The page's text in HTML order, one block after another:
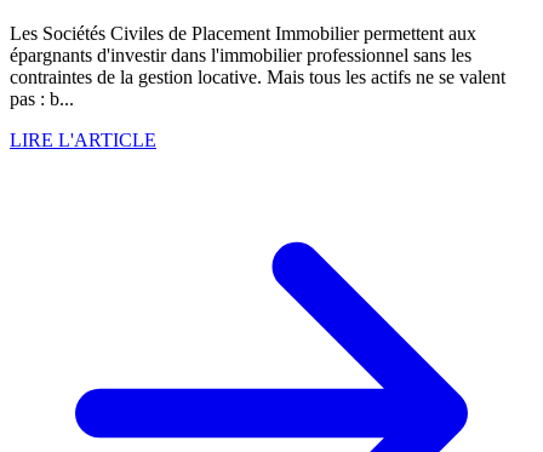
Les Sociétés Civiles de Placement Immobilier permettent aux
épargnants d'investir dans l'immobilier professionnel sans les
contraintes de la gestion locative. Mais tous les actifs ne se valent
pas : b...
LIRE L'ARTICLE